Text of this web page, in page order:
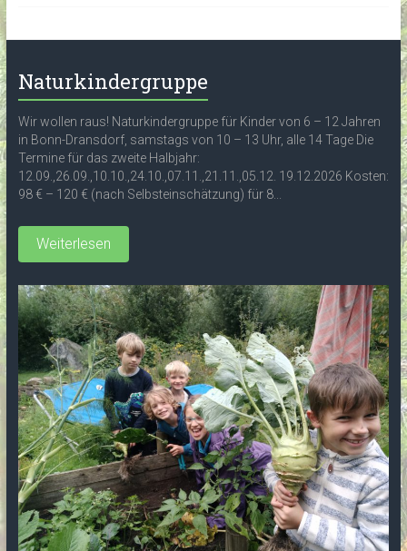
Naturkindergruppe
Wir wollen raus! Naturkindergruppe für Kinder von 6 – 12 Jahren
in Bonn-Dransdorf, samstags von 10 – 13 Uhr, alle 14 Tage Die
Termine für das zweite Halbjahr:
12.09.,26.09.,10.10.,24.10.,07.11.,21.11.,05.12. 19.12.2026 Kosten:
98 € – 120 € (nach Selbsteinschätzung) für 8...
Weiterlesen